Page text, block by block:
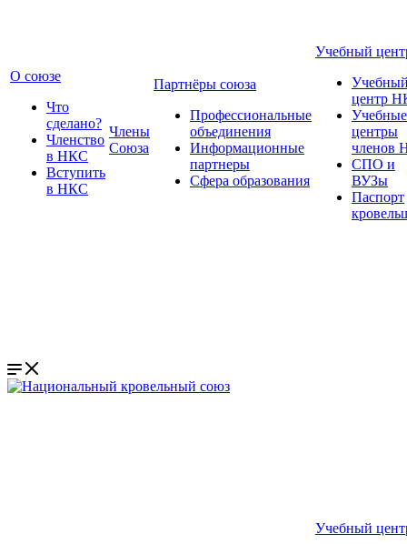
О союзе
Что
сделано?
Членство
в НКС
Вступить
в НКС
Члены
Союза
Партнёры союза
Профессиональные
объединения
Информационные
партнеры
Сфера образования
Учебный
центр
Учебные
центры
членов
СПО и
ВУЗы
Паспорт
Учебный